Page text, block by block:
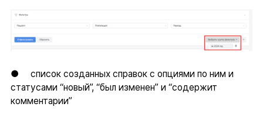
● список созданных справок с опциями по ним и
статусами “новый”, “был изменен” и “содержит
комментарии”